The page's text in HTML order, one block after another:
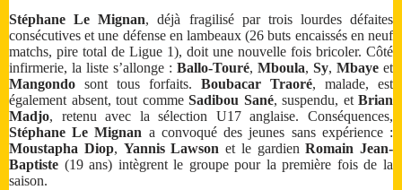
Stéphane Le Mignan, déjà fragilisé par trois lourdes défaites
consécutives et une défense en lambeaux (26 buts encaissés en neuf
matchs, pire total de Ligue 1), doit une nouvelle fois bricoler. Côté
infirmerie, la liste s’allonge : Ballo-Touré, Mboula, Sy, Mbaye et
Mangondo sont tous forfaits. Boubacar Traoré, malade, est
également absent, tout comme Sadibou Sané, suspendu, et Brian
Madjo, retenu avec la sélection U17 anglaise. Conséquences,
Stéphane Le Mignan a convoqué des jeunes sans expérience :
Moustapha Diop, Yannis Lawson et le gardienRomain Jean-
Baptiste (19 ans) intègrent le groupe pour la première fois de la
saison.